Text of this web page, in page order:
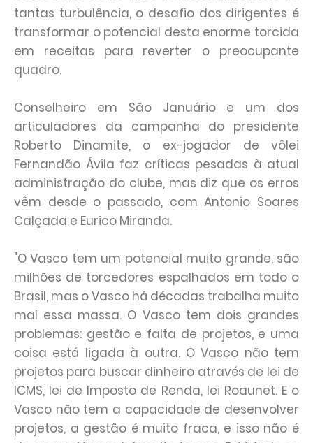
tantas turbulência, o desafio dos dirigentes é
transformar o potencial desta enorme torcida
em receitas para reverter o preocupante
quadro.
Conselheiro em São Januário e um dos
articuladores da campanha do presidente
Roberto Dinamite, o ex-jogador de vôlei
Fernandão Ávila faz críticas pesadas à atual
administração do clube, mas diz que os erros
vêm desde o passado, com Antonio Soares
Calçada e Eurico Miranda.
"O Vasco tem um potencial muito grande, são
milhões de torcedores espalhados em todo o
Brasil, mas o Vasco há décadas trabalha muito
mal essa massa. O Vasco tem dois grandes
problemas: gestão e falta de projetos, e uma
coisa está ligada à outra. O Vasco não tem
projetos para buscar dinheiro através de lei de
ICMS, lei de Imposto de Renda, lei Roaunet. E o
Vasco não tem a capacidade de desenvolver
projetos, a gestão é muito fraca, e isso não é